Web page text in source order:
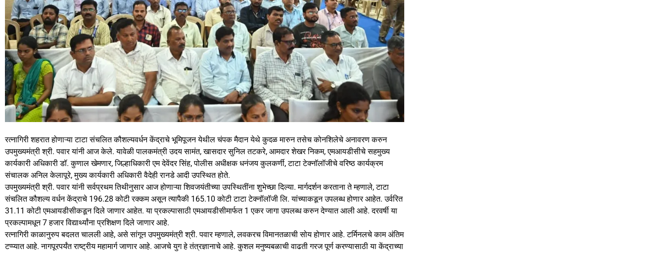
रत्नागिरी शहरात होणाऱ्या टाटा संचलित कौशल्यवर्धन केंद्राचे भूमिपूजन येथील चंपक मैदान येथे कुदळ मारुन तसेच कोनशिलेचे अनावरण करुन
उपमुख्यमंत्री श्री. पवार यांनी आज केले. यावेळी पालकमंत्री उदय सामंत, खासदार सुनिल तटकरे, आमदार शेखर निकम, एमआयडीसीचे सहमुख्य
कार्यकारी अधिकारी डॉ. कुणाल खेमणार, जिल्हाधिकारी एम देवेंदर सिंह, पोलीस अधीक्षक धनंजय कुलकर्णी, टाटा टेक्नॉलॉजीचे वरिष्ठ कार्यक्रम
संचालक अनिल केलापूरे, मुख्य कार्यकारी अधिकारी वैदेही रानडे आदी उपस्थित होते.
उपमुख्यमंत्री श्री. पवार यांनी सर्वप्रथम तिथीनुसार आज होणाऱ्या शिवजयंतीच्या उपस्थितींना शुभेच्छा दिल्या. मार्गदर्शन करताना ते म्हणाले, टाटा
संचलित कौशल्य वर्धन केंद्राचे 196.28 कोटी रक्कम असून त्यापैकी 165.10 कोटी टाटा टेक्नॉलॉजी लि. यांच्याकडून उपलब्ध होणार आहेत. उर्वरित
31.11 कोटी एमआयडीसीकडून दिले जाणार आहेत. या प्रकल्पासाठी एमआयडीसीमार्फत 1 एकर जागा उपलब्ध करुन देण्यात आली आहे. दरवर्षी या
प्रकल्पामधून 7 हजार विद्यार्थ्यांना प्रशिक्षण दिले जाणार आहे.
रत्नागिरी काळानुरुप बदलत चालली आहे, असे सांगून उपमुख्यमंत्री श्री. पवार म्हणाले, लवकरच विमानतळाची सोय होणार आहे. टर्मिनलचे काम अंतिम
टप्प्यात आहे. नागपूरपर्यंत राष्ट्रीय महामार्ग जाणार आहे. आजचे युग हे तंत्रज्ञानाचे आहे. कुशल मनुष्यबळाची वाढती गरज पूर्ण करण्यासाठी या केंद्राच्या